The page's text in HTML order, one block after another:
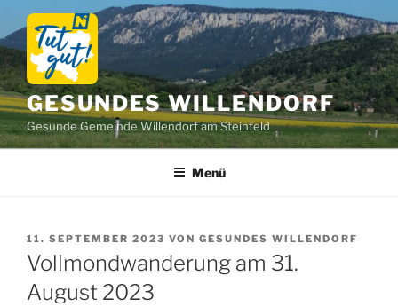
Inhalt
springen
GESUNDES WILLENDORF
Gesunde Gemeinde Willendorf am Steinfeld
Menü
VERÖFFENTLICHT
AM
11. SEPTEMBER 2023 VON GESUNDES WILLENDORF
Vollmondwanderung am 31.
August 2023